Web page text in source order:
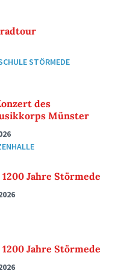
STÖRMEDE
des
Münster
Jahre Störmede
Jahre Störmede